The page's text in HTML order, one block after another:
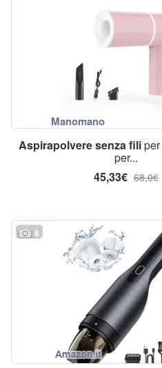
Aspirapolveresenzafiliper
per...
45,33€ 68,0€
6